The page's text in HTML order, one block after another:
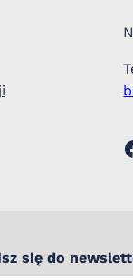
się do